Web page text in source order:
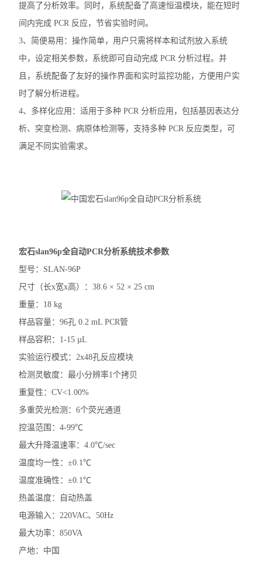
电穿孔仪
细胞计数仪
电泳仪电泳槽
伯乐T100梯度PCR仪
实时荧光定量PCR仪
提高了分析效率。同时，系统配备了高速恒温模块，能在短时
间内完成 PCR 反应，节省实验时间。
3、简便易用：操作简单，用户只需将样本和试剂放入系统
中，设定相关参数，系统即可自动完成 PCR 分析过程。并
且，系统配备了友好的操作界面和实时监控功能，方便用户实
时了解分析进程。
4、多样化应用：适用于多种 PCR 分析应用，包括基因表达分
析、突变检测、病原体检测等，支持多种 PCR 反应类型，可
满足不同实验需求。
宏石slan96p全自动PCR分析系统技术参数
型号：SLAN-96P
尺寸（长x宽x高）：38.6 × 52 × 25 cm
重量：18 kg
样品容量：96孔 0.2 mL PCR管
样品容积：1-15 µL
实验运行模式：2x48孔反应模块
检测灵敏度：最小分辨率1个拷贝
重复性：CV<1.00%
多重荧光检测：6个荧光通道
控温范围：4-99℃
最大升降温速率：4.0℃/sec
温度均一性：±0.1℃
温度准确性：±0.1℃
热盖温度：自动热盖
电源输入：220VAC、50Hz
最大功率：850VA
产地：中国